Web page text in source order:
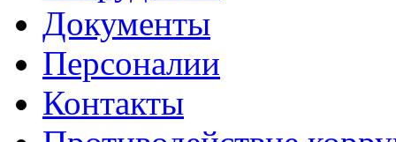
Документы
Персоналии
Контакты